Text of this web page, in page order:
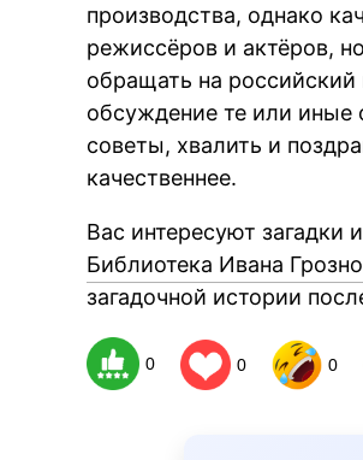
производства, однако
режиссёров и актёров,
обращать на
обсуждение те или
советы, хвалить и
качественнее.
Вас интересуют загадки
Библиотека Ивана
загадочной истории
0 0 0